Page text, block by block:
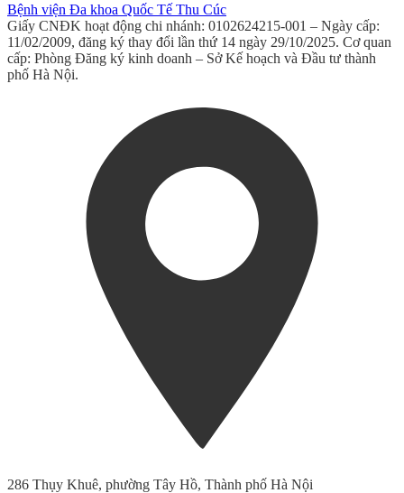
Bệnh viện Đa khoa Quốc Tế Thu Cúc
Giấy CNĐK hoạt động chi nhánh: 0102624215-001 – Ngày cấp:
11/02/2009, đăng ký thay đổi lần thứ 14 ngày 29/10/2025. Cơ quan
cấp: Phòng Đăng ký kinh doanh – Sở Kế hoạch và Đầu tư thành
phố Hà Nội.
286 Thụy Khuê, phường Tây Hồ, Thành phố Hà Nội